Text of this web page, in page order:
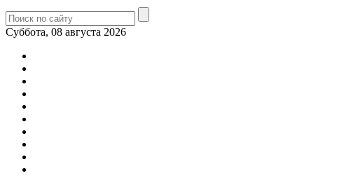
Суббота, 08 августа 2026